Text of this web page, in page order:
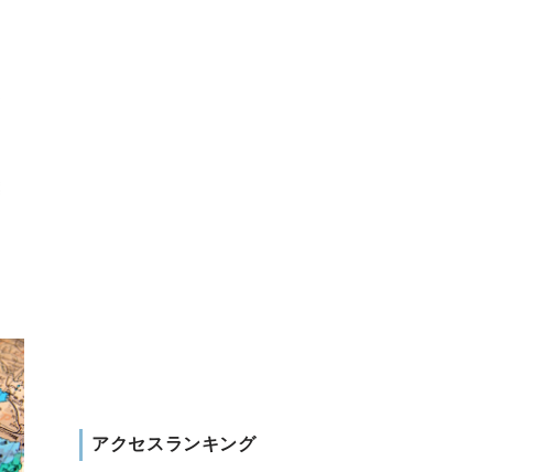
アクセスランキング